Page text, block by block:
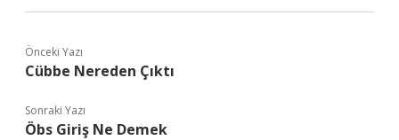
Önceki Yazı
Cübbe Nereden Çıktı
Sonraki Yazı
Öbs Giriş Ne Demek